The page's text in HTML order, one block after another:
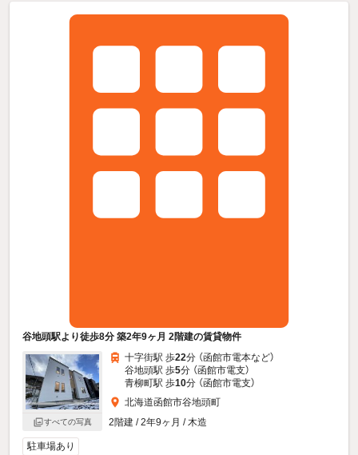
谷地頭駅より徒歩8分 築2年9ヶ月 2階建の賃貸物件
すべての写真
十字街駅 歩22分 （函館市電本など）
谷地頭駅 歩5分 （函館市電支）
青柳町駅 歩10分 （函館市電支）
北海道函館市谷地頭町
2階建 / 2年9ヶ月 / 木造
駐車場あり